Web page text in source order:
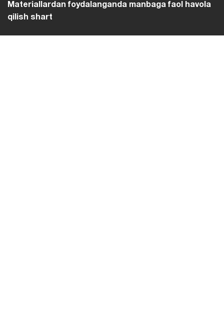
Materiallardan foydalanganda manbaga faol havola
qilish shart